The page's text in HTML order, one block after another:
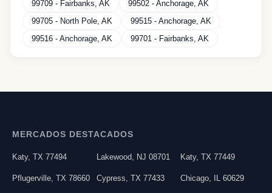
99709 - Fairbanks AK 99502 - Anchorage AK
99705 - North Pole AK 99515 - Anchorage AK
99516 - Anchorage AK 99701 - Fairbanks AK
MERCADOS DESTACADOS
Katy, TX 77494 Lakewood, NJ 08701 Katy,TX 77449
Pflugerville TX 78660 Cypress TX 77433 Chicago IL 60629